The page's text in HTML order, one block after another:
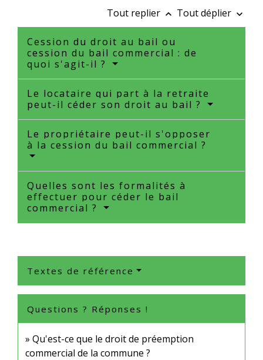
Tout replier keyboard_arrow_up Tout déplier keyboard_arrow_down
Cession du droit au bail ou
cession du bail commercial : de
quoi s'agit-il ?
Le locataire qui part à la retraite
peut-il céder son droit au bail ?
Le propriétaire peut-il s'opposer
à la cession du bail commercial ?
Quelles sont les formalités à
effectuer pour céder le bail
commercial ?
Textes de référence
Questions ? Réponses !
Qu'est-ce que le droit de préemption
commercial de la commune ?